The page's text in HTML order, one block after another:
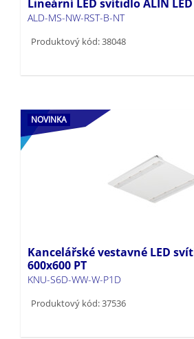
Lineární LED svítidlo ALIN
ALD-MS-NW-RST-B-NT
Produktový kód: 38048
NOVINKA
Kancelářské vestavné LED
600x600 PT
KNU-S6D-WW-W-P1D
Produktový kód: 37536